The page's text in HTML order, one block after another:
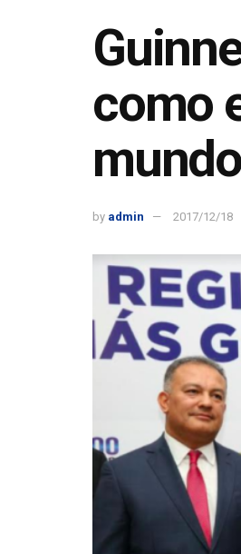
como
mundo
by admin 2017/12/18